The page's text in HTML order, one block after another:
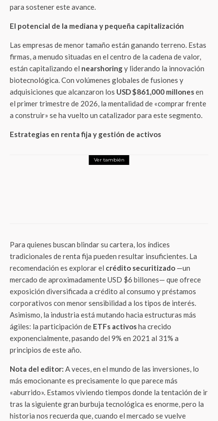
para sostener este avance.
El potencial de la mediana y pequeña capitalización
Las empresas de menor tamaño están ganando terreno. Estas
firmas, a menudo situadas en el centro de la cadena de valor,
están capitalizando el nearshoringy liderando la innovación
biotecnológica. Con volúmenes globales de fusiones y
adquisiciones que alcanzaron los USD $861,000 millonesen
el primer trimestre de 2026, la mentalidad de «comprar frente
a construir» se ha vuelto un catalizador para este segmento.
Estrategias en renta fija y gestión de activos
Ver también
Para quienes buscan blindar su cartera, los índices
tradicionales de renta fija pueden resultar insuficientes. La
recomendación es explorar el crédito securitizado —un
mercado de aproximadamente USD $6 billones— que ofrece
exposición diversificada a crédito al consumo y préstamos
corporativos con menor sensibilidad a los tipos de interés.
Asimismo, la industria está mutando hacia estructuras más
ágiles: la participación de ETFs activosha crecido
exponencialmente, pasando del 9% en 2021 al 31% a
principios de este año.
Nota del editor: A veces, en el mundo de las inversiones, lo
más emocionante es precisamente lo que parece más
«aburrido». Estamos viviendo tiempos donde la tentación de ir
tras la siguiente gran burbuja tecnológica es enorme, pero la
historia nos recuerda que, cuando el mercado se vuelve